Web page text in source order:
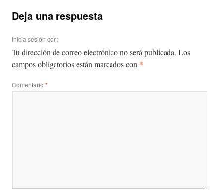
Deja una respuesta
Inicia sesión con:
Tu dirección de correo electrónico no será publicada. Los
campos obligatorios están marcados con *
Comentario *